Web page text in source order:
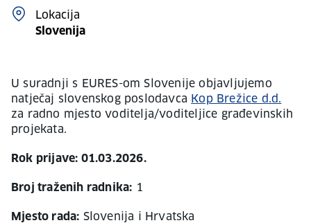
Lokacija
Slovenija
U suradnji s EURES-om Slovenije objavljujemo
natječaj slovenskog poslodavca Kop Brežice d.d.
za radno mjesto voditelja/voditeljice građevinskih
projekata.
Rok prijave: 01.03.2026.
Broj traženih radnika: 1
Mjesto rada: Slovenija i Hrvatska